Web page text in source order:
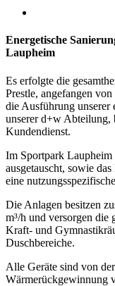
Energetische
Laupheim
Es erfolgte die
Prestle, angefangen
die Ausführung unserer
unserer d+w Abteilung,
Kundendienst.
Im Sportpark Laupheim
ausgetauscht, sowie
eine
Die Anlagen besitzen
m³/h und versorgen die
Kraft- und
Duschbereiche.
Alle Geräte sind von
Wärmerückgewinnung